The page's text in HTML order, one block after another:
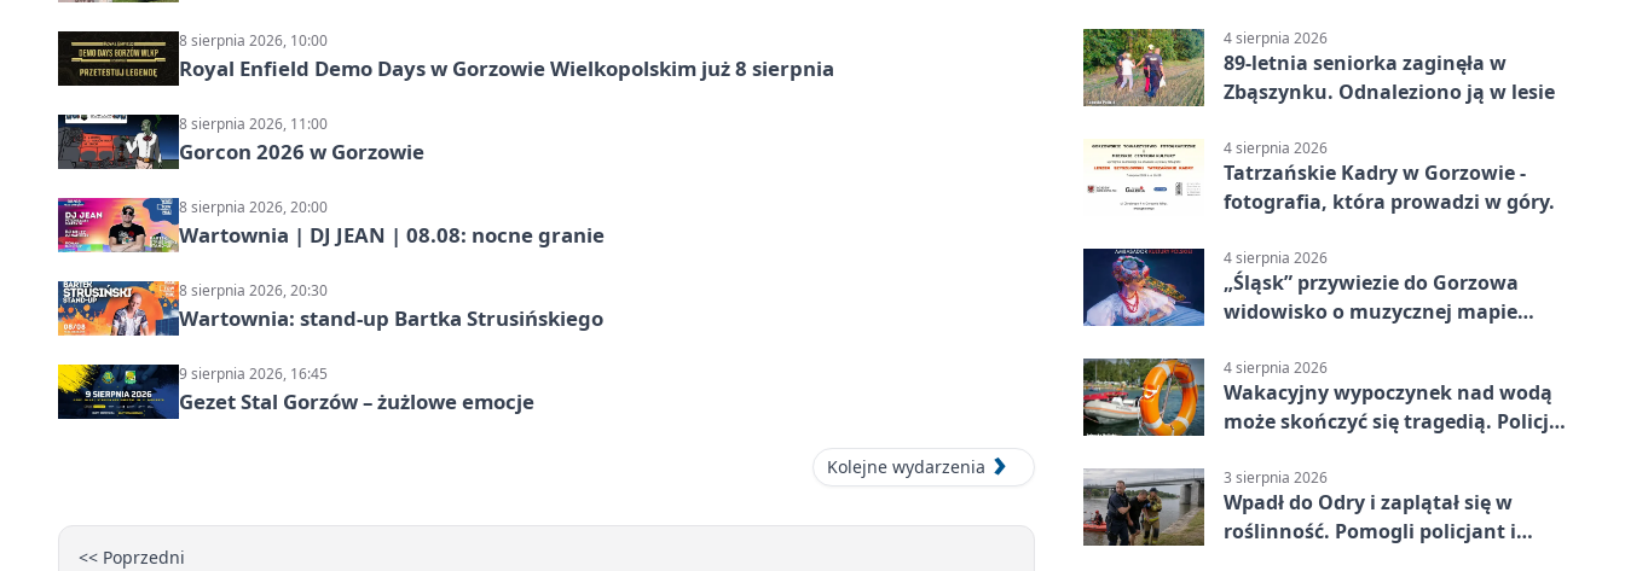
8 sierpnia 2026, 10:00
Royal Enfield Demo Days w Gorzowie Wielkopolskim już 8 sierpnia
8 sierpnia 2026, 11:00
Gorcon 2026 w Gorzowie
8 sierpnia 2026, 20:00
Wartownia | DJ JEAN | 08.08: nocne granie
8 sierpnia 2026, 20:30
Wartownia: stand-up Bartka Strusińskiego
9 sierpnia 2026, 16:45
Gezet Stal Gorzów – żużlowe emocje
Kolejne wydarzenia
<< Poprzedni
4 sierpnia 2026
89-letnia seniorka zaginęła w
Zbąszynku. Odnaleziono ją w lesie
4 sierpnia 2026
Tatrzańskie Kadry w Gorzowie -
fotografia, która prowadzi w góry.
4 sierpnia 2026
„Śląsk” przywiezie do Gorzowa
widowisko o muzycznej mapie
4 sierpnia 2026
Wakacyjny wypoczynek nad wodą
może skończyć się tragedią. Policja
3 sierpnia 2026
Wpadł do Odry i zaplątał się w
roślinność. Pomogli policjant i